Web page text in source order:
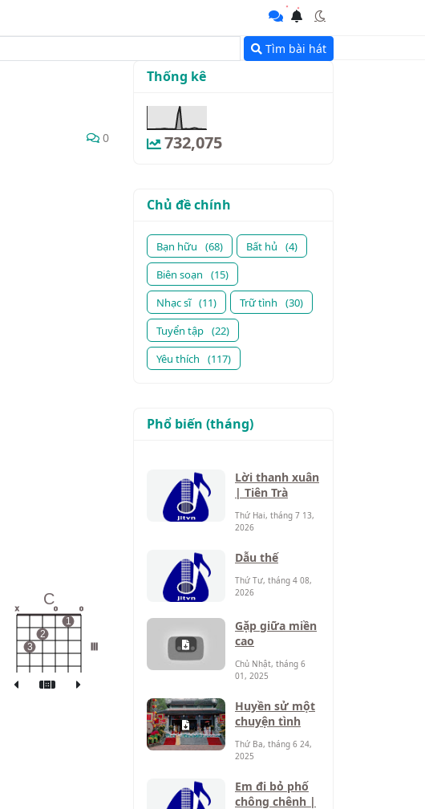
Tìm bài hát
0
C
x
3
2
o
1
o
Thống kê
732,075
Chủ đề chính
Bạn hữu (68) Bất hủ
(4)
Biên soạn
(15)
Nhạc sĩ (11) Trữ tình
(30)
Tuyển tập (22)
Yêu thích
(117)
Phổ biến (tháng)
Lời thanh xuân
| Tiên Trà
Thứ Hai, tháng 7 13,
2026
Dẫu thế
Thứ Tư, tháng 4 08,
2026
Gặp giữa miền
cao
Chủ Nhật, tháng 6
01, 2025
Huyền sử một
chuyện tình
Thứ Ba, tháng 6 24,
2025
Em đi bỏ phố
chông chênh |